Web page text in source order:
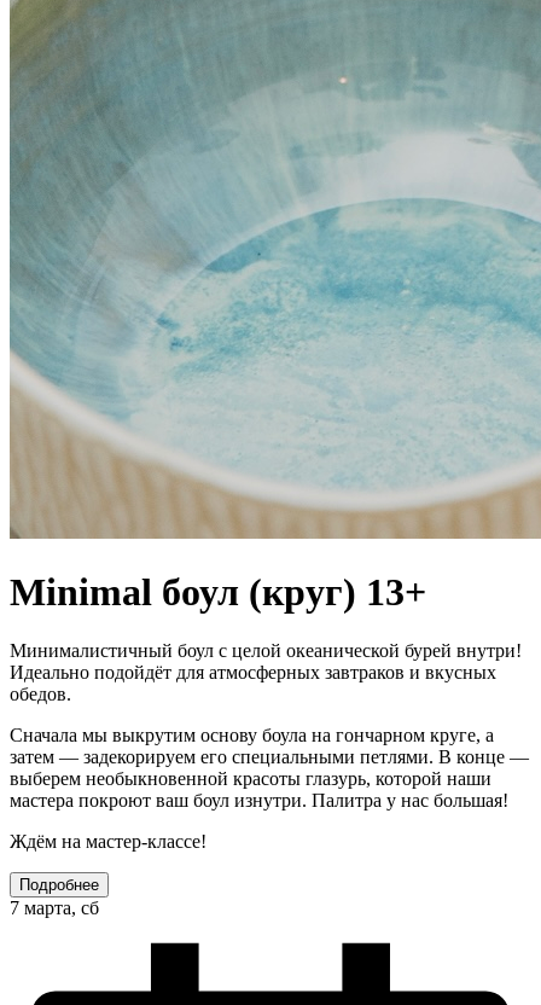
Minimal боул (круг) 13+
Минималистичный боул с целой океанической бурей внутри!
Идеально подойдёт для атмосферных завтраков и вкусных
обедов.
Сначала мы выкрутим основу боула на гончарном круге, а
затем — задекорируем его специальными петлями. В конце —
выберем необыкновенной красоты глазурь, которой наши
мастера покроют ваш боул изнутри. Палитра у нас большая!
Ждём на мастер-классе!
Подробнее
7 марта, сб